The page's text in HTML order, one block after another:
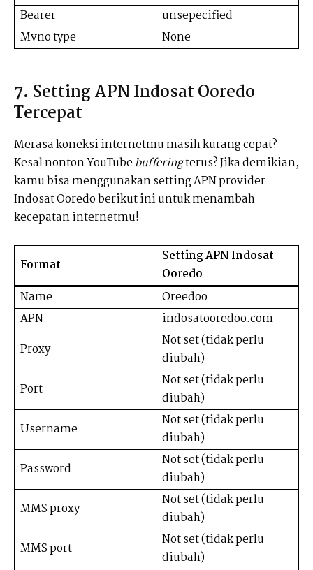
Bearer
unsepecified
Mvno type
None
7. Setting APN Indosat Ooredo
Tercepat
Merasa koneksi internetmu masih kurang cepat?
Kesal nonton YouTube bufferingterus? Jika demikian,
kamu bisa menggunakan setting APN provider
Indosat Ooredo berikut ini untuk menambah
kecepatan internetmu!
Format
Setting APN Indosat
Ooredo
Name
Oreedoo
APN
indosatooredoo.com
Proxy
Not set (tidak perlu
diubah)
Port
Not set (tidak perlu
diubah)
Username
Not set (tidak perlu
diubah)
Password
Not set (tidak perlu
diubah)
MMS proxy
Not set (tidak perlu
diubah)
MMS port
Not set (tidak perlu
diubah)